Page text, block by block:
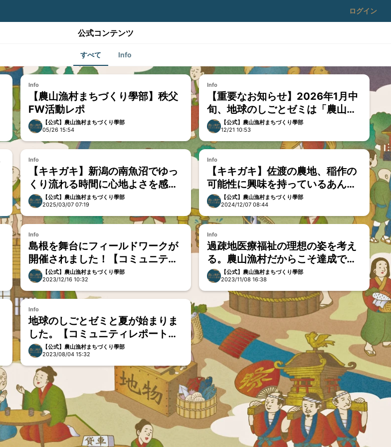
ログイン
公式コンテンツ
すべて Info
Info
【農山漁村まちづくり學部】秩父
FW活動レポ
【公式】農山漁村まちづくり學部
05/26 15:54
Info
【重要なお知らせ】2026年1月中
旬、地球のしごとゼミは「農山漁
村まちづくり學部」へリニューア
ルされます。
【公式】農山漁村まちづくり學部
12/21 10:53
Info
【キキガキ】新潟の南魚沼でゆっ
くり流れる時間に心地よさを感じ
ている小池さん
【公式】農山漁村まちづくり學部
2025/03/07 07:19
Info
【キキガキ】佐渡の農地、稲作の
可能性に興味を持っているあんで
ぃさん【公式】農山漁村まちづくり學部
2024/12/07 08:44
Info
島根を舞台にフィールドワークが
開催されました！【コミュニティ
レポート2023年11月分】
【公式】農山漁村まちづくり學部
2023/12/16 10:32
Info
過疎地医療福祉の理想の姿を考え
る。農山漁村だからこそ達成でき
るウェルビーイングとは？【コミ
ュニティレポート2023年10月
分】
【公式】農山漁村まちづくり學部
2023/11/08 16:38
Info
地球のしごとゼミと夏が始まりま
した。【コミュニティレポート
2023年7月分】
【公式】農山漁村まちづくり學部
2023/08/04 15:32